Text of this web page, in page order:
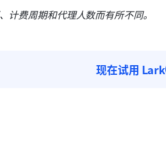
费周期和代理人数而有所不同。
现在试用 Lark